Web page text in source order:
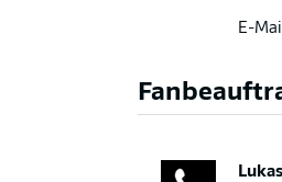
E-
Lukas